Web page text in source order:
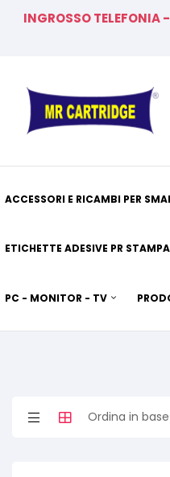
INGROSSO TELEFONIA
ACCESSORI E RICAMBI PER
ETICHETTE ADESIVE PR
PC - MONITOR - TV